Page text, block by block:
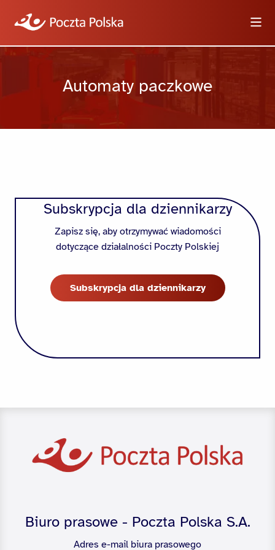
Informacje
Dla dziennikarzy
Automaty paczkowe
Subskrypcja dla dziennikarzy
Zapisz się, aby otrzymywać wiadomości
dotyczące działalności Poczty Polskiej
Subskrypcja dla dziennikarzy
Biuro prasowe - Poczta Polska S.A.
Adres e-mail biura prasowego